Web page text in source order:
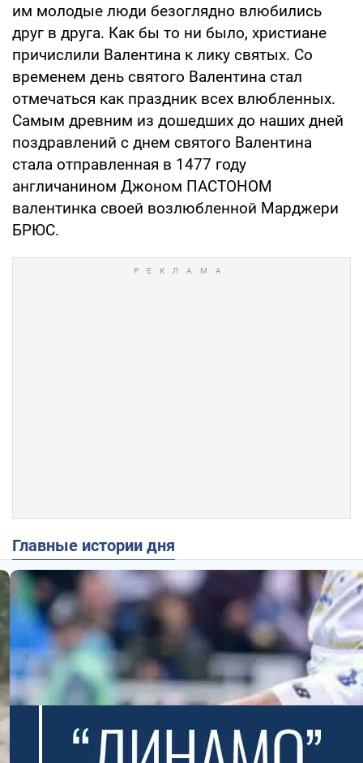
им молодые люди безоглядно влюбились
друг в друга. Как бы то ни было, христиане
причислили Валентина к лику святых. Со
временем день святого Валентина стал
отмечаться как праздник всех влюбленных.
Самым древним из дошедших до наших дней
поздравлений с днем святого Валентина
стала отправленная в 1477 году
англичанином Джоном ПАСТОНОМ
валентинка своей возлюбленной Марджери
БРЮС.
Главные истории дня